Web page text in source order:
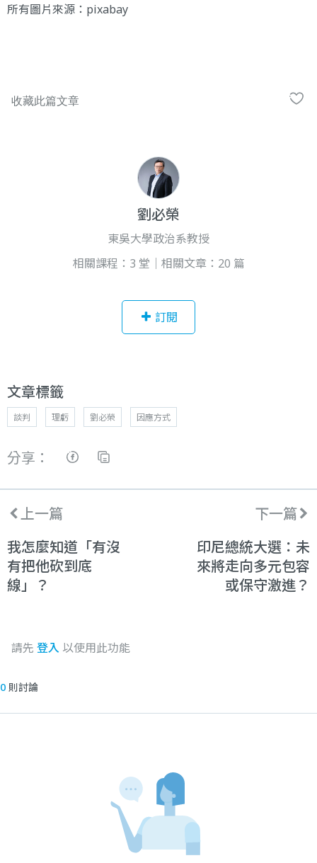
所有圖片來源：pixabay
劉必榮
東吳大學政治系教授
相關課程：3 堂｜相關文章：20 篇
訂閱
文章標籤
談判 理虧 劉必榮 因應方式
分享：
上一篇
我怎麼知道「有沒
有把他砍到底
線」？
下一篇
印尼總統大選：未
來將走向多元包容
或保守激進？
請先 登入 以使用此功能
0 則討論